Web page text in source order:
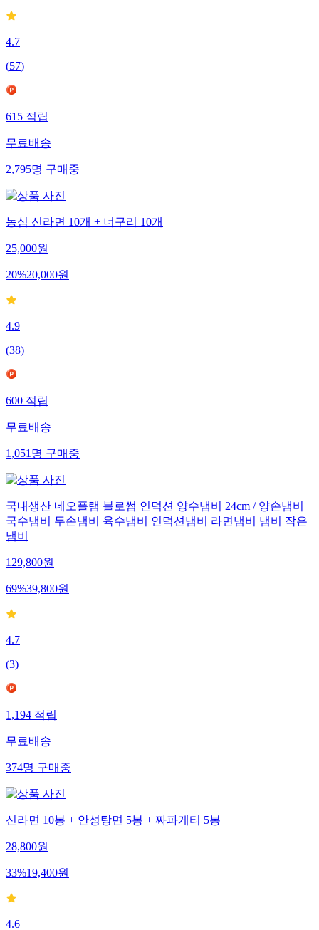
4.7
(57)
615적립
무료배송
2,795명구매중
농심 신라면 10개 + 너구리 10개
25,000원
20%20,000원
4.9
(38)
600적립
무료배송
1,051명구매중
국내생산 네오플램 블로썸 인덕션 양수냄비 24cm / 양손냄비
국수냄비 두손냄비 육수냄비 인덕션냄비 라면냄비 냄비 작은
냄비
129,800원
69%39,800원
4.7
(3)
1,194적립
무료배송
374명구매중
신라면 10봉 + 안성탕면 5봉 + 짜파게티 5봉
28,800원
33%19,400원